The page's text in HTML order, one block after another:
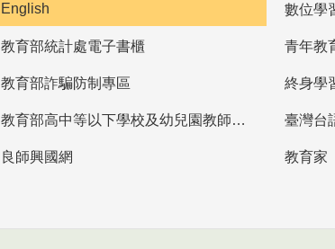
English 數位學
教育部統計處電子書櫃 青年教
教育部詐騙防制專區 終身學
教育部高中等以下學校及幼兒園教師資格檢定考試 臺灣台
良師興國網
教育家